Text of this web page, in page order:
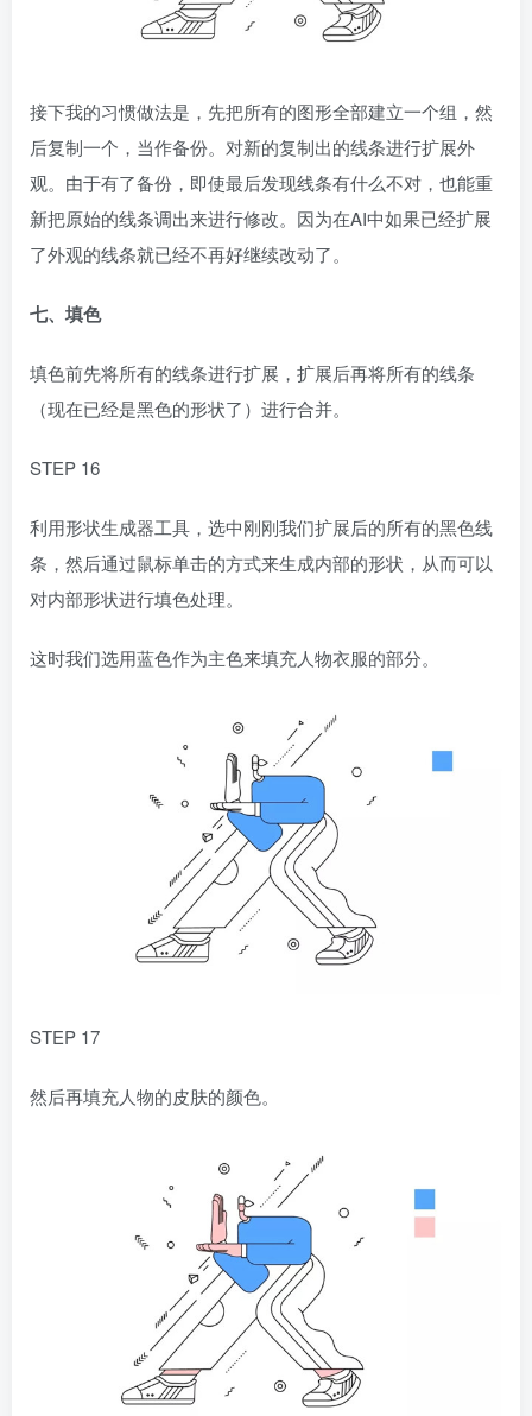
接下我的习惯做法是，先把所有的图形全部建立一个组，然
后复制一个，当作备份。对新的复制出的线条进行扩展外
观。由于有了备份，即使最后发现线条有什么不对，也能重
新把原始的线条调出来进行修改。因为在AI中如果已经扩展
了外观的线条就已经不再好继续改动了。
七、填色
填色前先将所有的线条进行扩展，扩展后再将所有的线条
（现在已经是黑色的形状了）进行合并。
STEP 16
利用形状生成器工具，选中刚刚我们扩展后的所有的黑色线
条，然后通过鼠标单击的方式来生成内部的形状，从而可以
对内部形状进行填色处理。
这时我们选用蓝色作为主色来填充人物衣服的部分。
STEP 17
然后再填充人物的皮肤的颜色。